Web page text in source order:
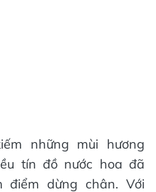
những mùi hương
tín đồ nước hoa đã
điểm dừng chân. Với